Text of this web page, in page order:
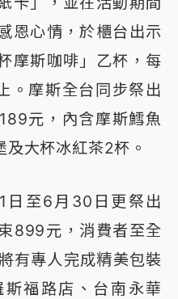
恩心情，於櫃台出示
摩斯咖啡」乙杯，每
。摩斯全台同步祭出
元，內含摩斯鱈魚
大杯冰紅茶2杯。
日至6月30日更祭出
899元，消費者至全
有專人完成精美包裝
福路店、台南永華